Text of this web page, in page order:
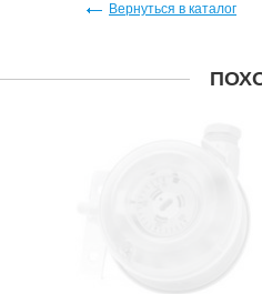
Вернуться в каталог